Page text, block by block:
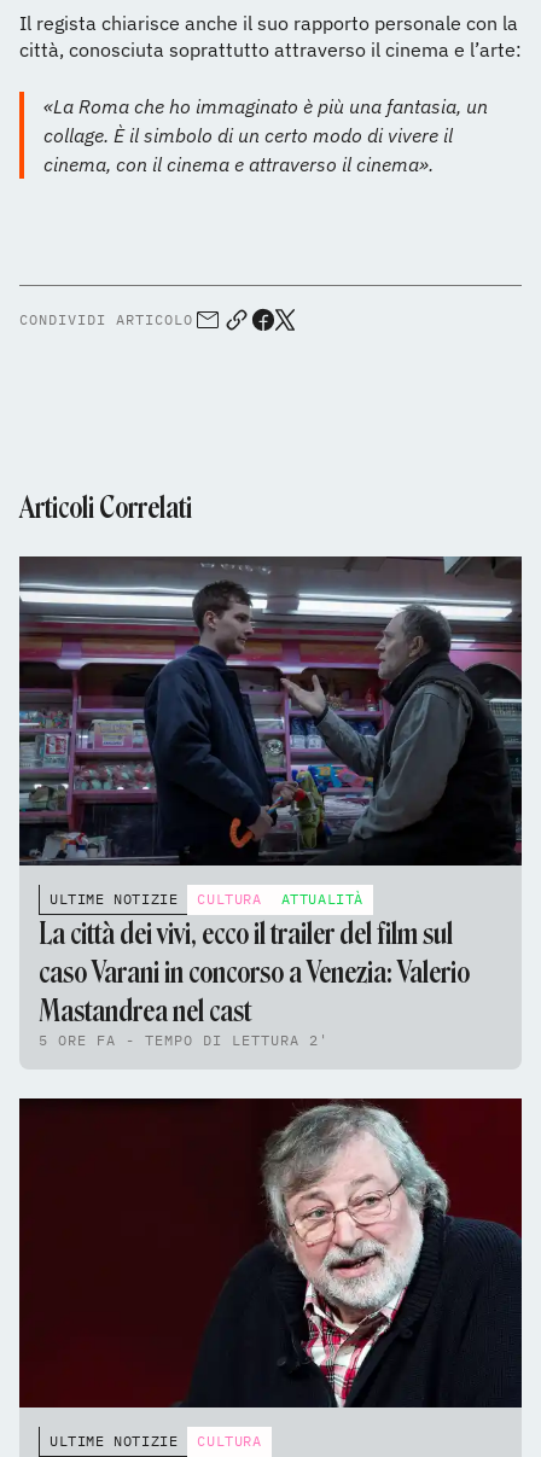
Il regista chiarisce anche il suo rapporto personale con la
città, conosciuta soprattutto attraverso il cinema e l’arte:
«La Roma che ho immaginato è più una fantasia, un
collage. È il simbolo di un certo modo di vivere il
cinema, con il cinema e attraverso il cinema».
CONDIVIDI ARTICOLO
Articoli Correlati
ULTIME NOTIZIE CULTURA ATTUALITÀ
La città dei vivi, ecco il trailer del film sul
caso Varani in concorso a Venezia: Valerio
Mastandrea nel cast
5 ORE FA - TEMPO DI LETTURA 2'
ULTIME NOTIZIE CULTURA